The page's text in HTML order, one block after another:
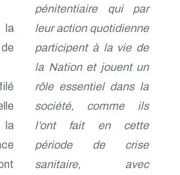
la
pénitentiaire qui par
leur action quotidienne
participent à la vie de
la Nation et jouent un
rôle essentiel dans la
société, comme ils
l’ont fait en cette
période de crise
sanitaire, avec